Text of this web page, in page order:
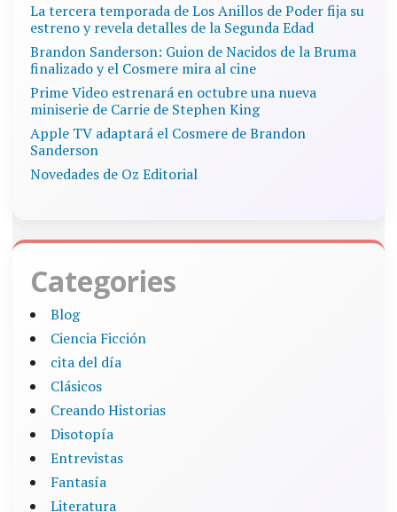
La tercera temporada de Los Anillos de Poder fija su
estreno y revela detalles de la Segunda Edad
Brandon Sanderson: Guion de Nacidos de la Bruma
finalizado y el Cosmere mira al cine
Prime Video estrenará en octubre una nueva
miniserie de Carrie de Stephen King
Apple TV adaptará el Cosmere de Brandon
Sanderson
Novedades de Oz Editorial
Categories
Blog
Ciencia Ficción
cita del día
Clásicos
Creando Historias
Disotopía
Entrevistas
Fantasía
Literatura